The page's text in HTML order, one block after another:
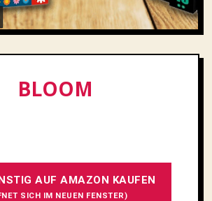
BLOOM
AUF AMAZON KAUFEN
SICH IM NEUEN FENSTER)